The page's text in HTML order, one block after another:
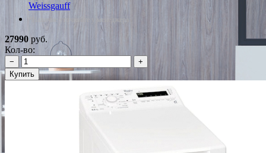
Weissgauff
*Наличие уточняйте у менеджера
27990 руб.
Кол-во:
−
+
Купить